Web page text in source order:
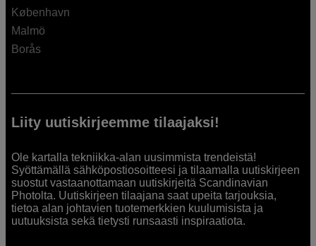
København
Malmö
Borås
Liity uutiskirjeemme tilaajaksi!
Ole kartalla tekniikka-alan uusimmista trendeistä!
Syöttämällä sähköpostiosoitteesi ja tilaamalla uutiskirjeen
suostut vastaanottamaan uutiskirjeitä Scandinavian
Photolta. Uutiskirjeen tilaajana saat upeita tarjouksia,
tietoa alan johtavien tuotemerkkien kuulumisista ja
uutuuksista sekä tietysti runsaasti inspiraatiota.